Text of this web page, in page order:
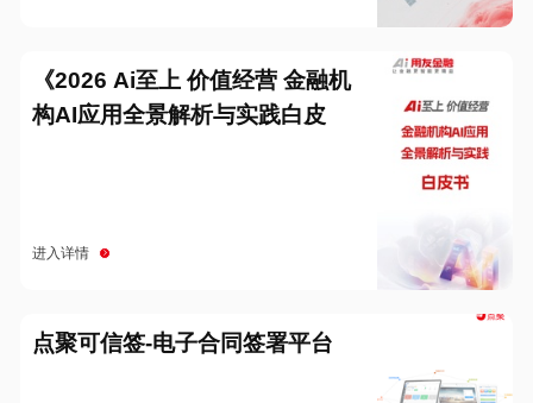
《2026 Ai至上 价值经营 金融机
构AI应用全景解析与实践白皮
进入详情
点聚可信签-电子合同签署平台